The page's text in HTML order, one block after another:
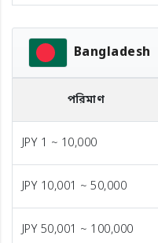
Bangladesh
পরিমাণ
JPY 1 ~ 10,000
JPY 10,001 ~ 50,000
JPY 50,001 ~ 100,000